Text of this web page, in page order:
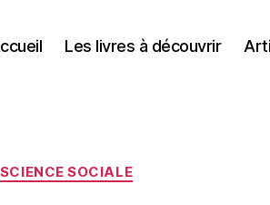
Les livres à découvrir
Catégories
SCIENCE SOCIALE